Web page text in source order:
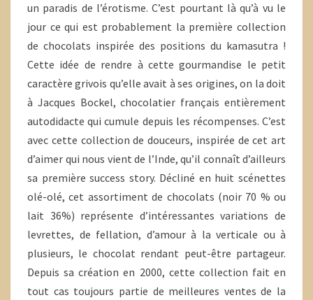
un paradis de l’érotisme. C’est pourtant là qu’à vu le
jour ce qui est probablement la première collection
de chocolats inspirée des positions du kamasutra !
Cette idée de rendre à cette gourmandise le petit
caractère grivois qu’elle avait à ses origines, on la doit
à Jacques Bockel, chocolatier français entièrement
autodidacte qui cumule depuis les récompenses. C’est
avec cette collection de douceurs, inspirée de cet art
d’aimer qui nous vient de l’Inde, qu’il connaît d’ailleurs
sa première success story. Décliné en huit scénettes
olé-olé, cet assortiment de chocolats (noir 70 % ou
lait 36%) représente d’intéressantes variations de
levrettes, de fellation, d’amour à la verticale ou à
plusieurs, le chocolat rendant peut-être partageur.
Depuis sa création en 2000, cette collection fait en
tout cas toujours partie de meilleures ventes de la